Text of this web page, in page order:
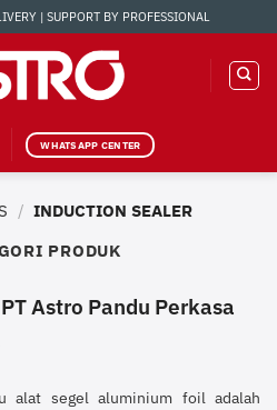
| SUPPORT BY PROFESSIONAL
WHATSAPP CENTER
/ INDUCTION SEALER
PRODUK
Astro Pandu Perkasa
alat segel aluminium foil adalah